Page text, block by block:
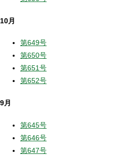
10月
第649号
第650号
第651号
第652号
9月
第645号
第646号
第647号